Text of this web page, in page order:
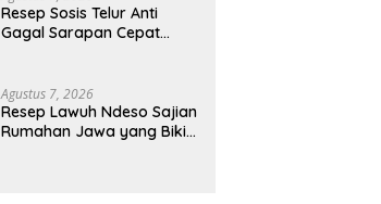
Resep Sosis Telur Anti
Gagal Sarapan Cepat
Agustus 7, 2026
Resep Lawuh Ndeso Sajian
Rumahan Jawa yang Bikin